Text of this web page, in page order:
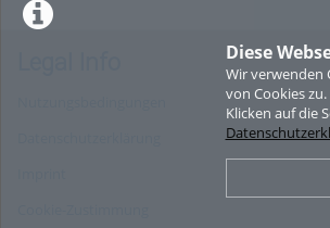
Diese
Wir verwenden
von Cookies
Klicken auf die